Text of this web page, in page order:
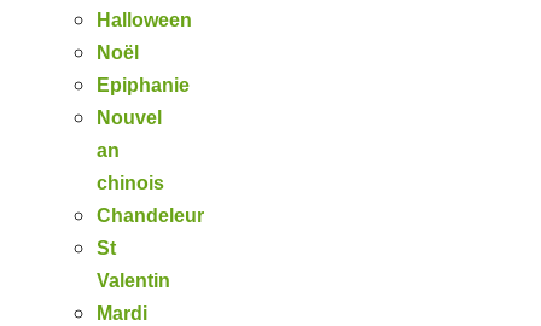
Halloween
Noël
Epiphanie
Nouvel
an
chinois
Chandeleur
St
Valentin
Mardi